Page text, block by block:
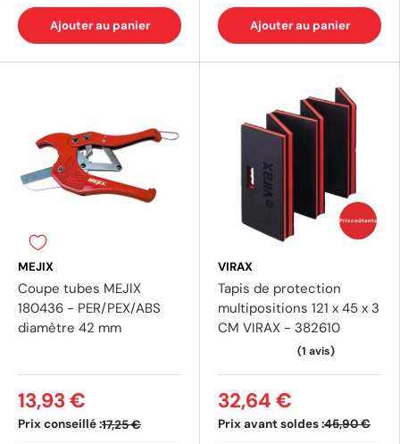
Ajouter au panier Ajouter au panier
MEJIX
Coupe tubes MEJIX
180436 - PER/PEX/ABS
diamètre 42 mm
Prix conseillé :17,25 €
13,93 €
Prix coûtants
VIRAX
Tapis de protection
multipositions 121 x 45 x 3
CM VIRAX - 382610
Prix avant soldes :
32,64 €
45,90 €